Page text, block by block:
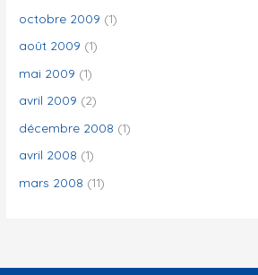
octobre 2009 (1)
août 2009 (1)
mai 2009 (1)
avril 2009 (2)
décembre 2008 (1)
avril 2008 (1)
mars 2008 (11)